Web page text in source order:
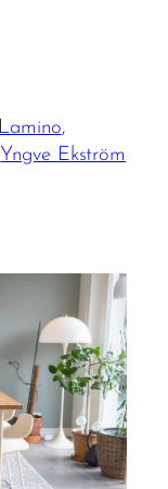
Lamino
Yngve Ekström